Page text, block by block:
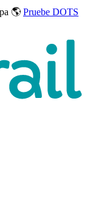
🌎 Pruebe DOTS